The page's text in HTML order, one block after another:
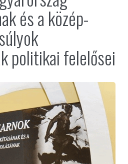
és a közép-
politikai felelősei